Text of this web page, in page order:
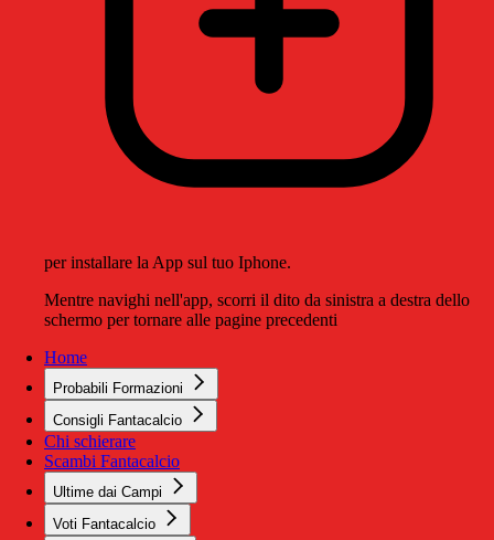
per installare la App sul tuo Iphone.
Mentre navighi nell'app, scorri il dito da sinistra a destra dello
schermo per tornare alle pagine precedenti
Home
Probabili Formazioni
Consigli Fantacalcio
Chi schierare
Scambi Fantacalcio
Ultime dai Campi
Voti Fantacalcio